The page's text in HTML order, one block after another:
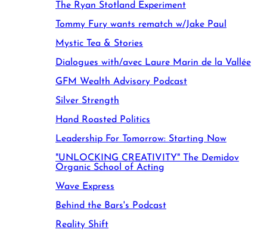
The Ryan Stotland Experiment
Tommy Fury wants rematch w/Jake Paul
Mystic Tea & Stories
Dialogues with/avec Laure Marin de la Vallée
GFM Wealth Advisory Podcast
Silver Strength
Hand Roasted Politics
Leadership For Tomorrow: Starting Now
"UNLOCKING CREATIVITY" The Demidov
Organic School of Acting
Wave Express
Behind the Bars's Podcast
Reality Shift